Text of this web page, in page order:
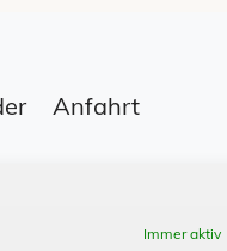
Immer aktiv
Anfahrt